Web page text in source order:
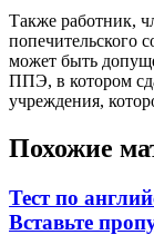
Также работник,
попечительского
может быть
ППЭ, в котором
учреждения,
Похожие
Тест по
Вставьте